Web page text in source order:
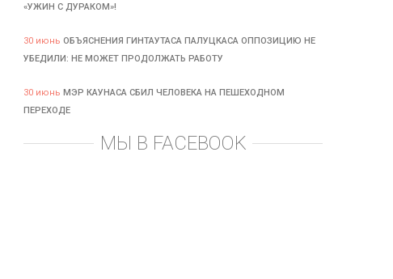
«УЖИН С ДУРАКОМ»!
30 июнь ОБЪЯСНЕНИЯ ГИНТАУТАСА ПАЛУЦКАСА ОППОЗИЦИЮ НЕ
УБЕДИЛИ: НЕ МОЖЕТ ПРОДОЛЖАТЬ РАБОТУ
30 июнь МЭР КАУНАСА СБИЛ ЧЕЛОВЕКА НА ПЕШЕХОДНОМ
ПЕРЕХОДЕ
МЫ В FACEBOOK